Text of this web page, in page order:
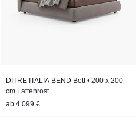
DITRE ITALIA BEND Bett • 200 x 200
cm Lattenrost
ab 4.099 €